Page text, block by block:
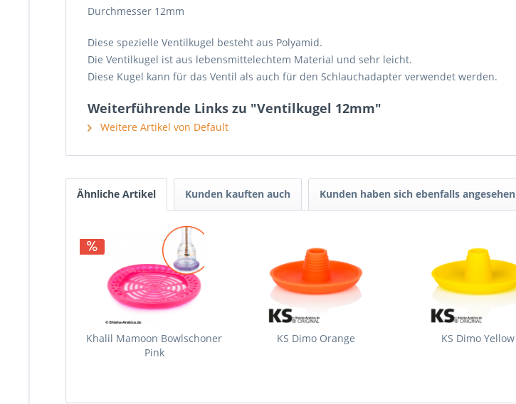
Durchmesser 12mm
Diese spezielle Ventilkugel besteht aus Polyamid.
Die Ventilkugel ist aus lebensmittelechtem Material und sehr leicht.
Diese Kugel kann für das Ventil als auch für den Schlauchadapter verwendet werden.
Weiterführende Links zu "Ventilkugel 12mm"
Weitere Artikel von Default
Ähnliche Artikel Kunden kauften auch Kunden haben sich ebenfalls angesehen
Khalil Mamoon Bowlschoner
Pink
KS Dimo Orange KS Dimo Yellow